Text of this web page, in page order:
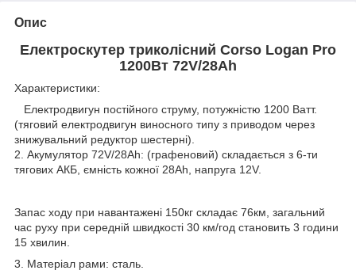
Опис
Електроскутер триколісний Corso Logan Pro
1200Вт 72V/28Ah
Характеристики:
Електродвигун постійного струму, потужністю 1200 Ватт.
(тяговий електродвигун виносного типу з приводом через
знижувальний редуктор шестерні).
2. Акумулятор 72V/28Ah: (графеновий) складається з 6-ти
тягових АКБ, ємність кожної 28Аh, напруга 12V.
Запас ходу при навантажені 150кг складає 76км, загальний
час руху при середній швидкості 30 км/год становить 3 години
15 хвилин.
3. Матеріал рами: сталь.